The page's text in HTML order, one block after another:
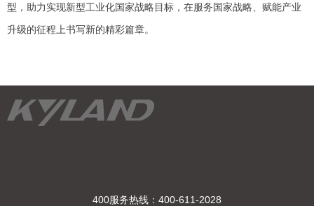
型，助力实现新型工业化国家战略目标，在服务国家战略、赋能产业
升级的征程上书写新的精彩篇章。
400服务热线：400-611-2028